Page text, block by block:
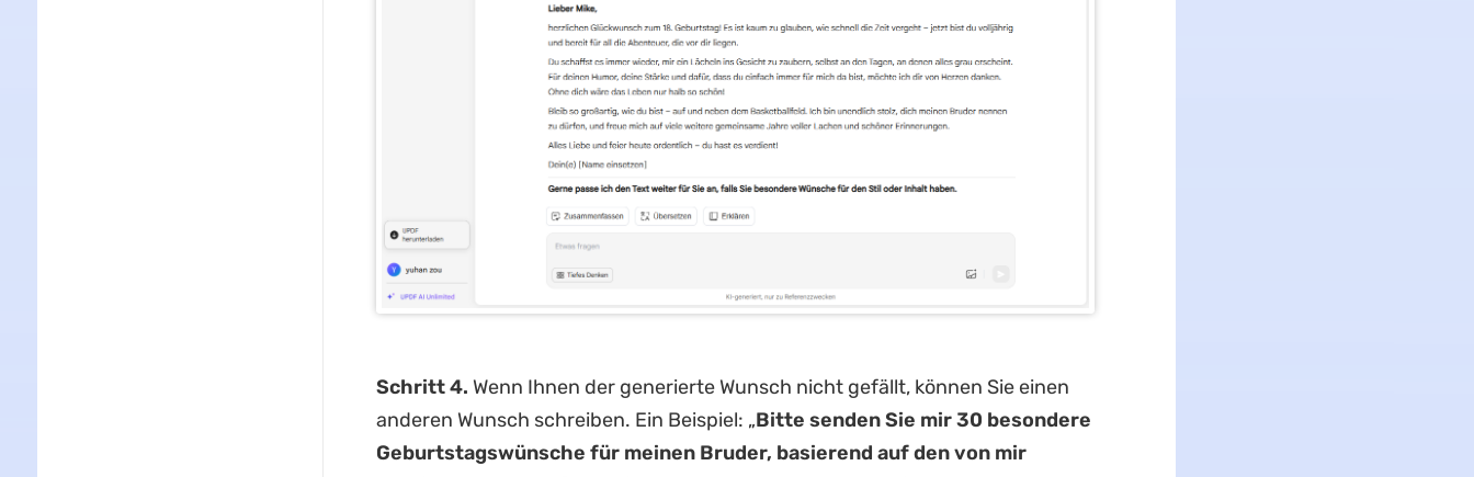
Schritt 4. Wenn Ihnen der generierte Wunsch nicht gefällt, können Sie einen
anderen Wunsch schreiben. Ein Beispiel: „Bitte senden Sie mir 30 besondere
Geburtstagswünsche für meinen Bruder, basierend auf den von mir